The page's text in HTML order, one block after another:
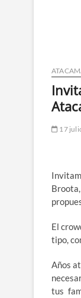
17
El
tipo,
Años
tus